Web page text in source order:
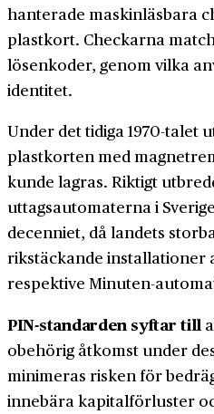
hanterade maskin­läsbara
plastkort. Checkarna
lösenkoder, genom vilka
identitet.
Under det tidiga 1970-talet
plastkorten med
kunde lagras. Riktigt
uttagsautomaterna i
decenniet, då landets
rikstäckande installationer
respektive Minuten-
PIN-standarden syftar till
obehörig åtkomst under
minimeras risken för
innebära kapitalförluster